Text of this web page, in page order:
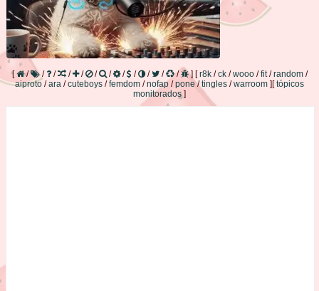
[ / / / / / / / / / / / / ] [r8k/ck/wooo/fit/random/
aiproto /ara /cuteboys /femdom /nofap /pone/tingles /warroom ] [tópicos
monitorados]